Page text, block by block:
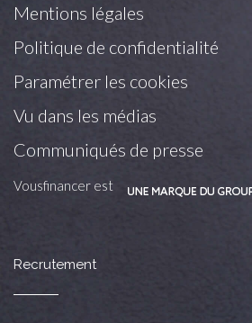
Mentions légales
Politique de confidentialité
Paramétrer les cookies
Vu dans les médias
Communiqués de presse
Vousfinancer est
Recrutement